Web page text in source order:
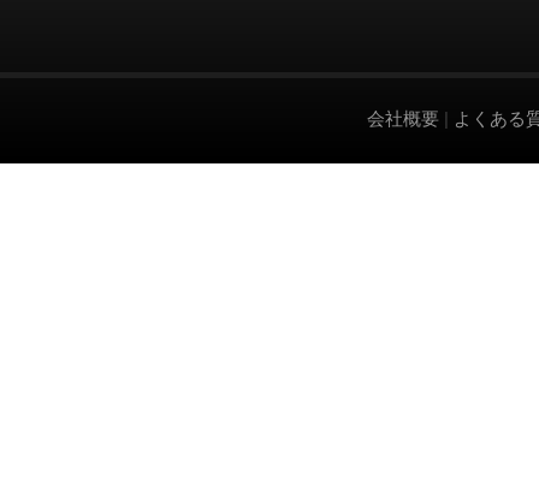
会社概要 | よくある